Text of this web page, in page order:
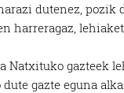
dutenez, pozik
harreragaz,
Natxituko gazteek
gazte eguna